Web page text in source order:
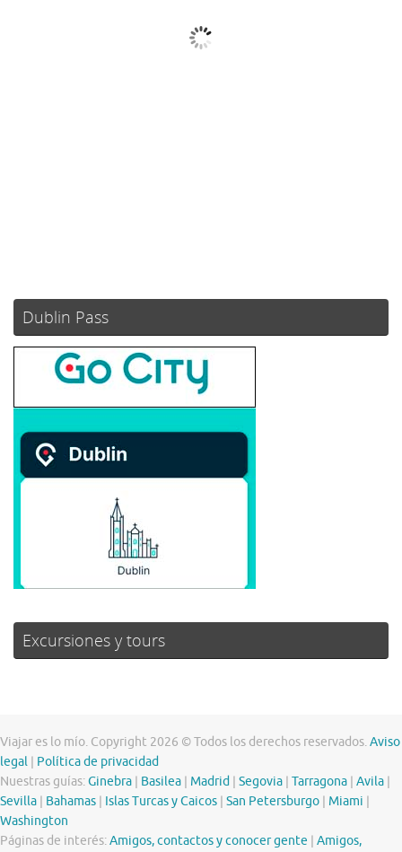
Nubes
Dublin Pass
Excursiones y tours
Viajar es lo mío. Copyright 2026 © Todos los derechos reservados.Aviso
legal
Política de privacidad
Nuestras guías:Ginebra Basilea Madrid Segovia Tarragona Avila
Sevilla
Bahamas Islas Turcas y Caicos San Petersburgo Miami
Washington
Páginas de interés:Amigos, contactos y conocer gente Amigos,